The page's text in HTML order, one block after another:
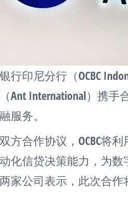
行印尼分行（OCBC
Ant International）携手
服务。
方合作协议，OCBC将
化信贷决策能力，为
家公司表示，此次合